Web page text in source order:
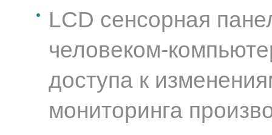
LCD сенсорная
человеком-
доступа к
мониторинга